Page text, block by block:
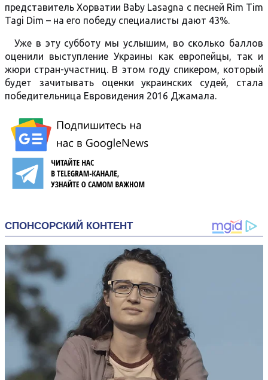
представитель Хорватии Baby Lasagna с песней Rim Tim
Tagi Dim – на его победу специалисты дают 43%.
Уже в эту субботу мы услышим, во сколько баллов
оценили выступление Украины как европейцы, так и
жюри стран-участниц. В этом году спикером, который
будет зачитывать оценки украинских судей, стала
победительница Евровидения 2016 Джамала.